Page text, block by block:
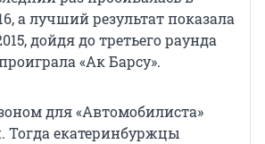
а лучший результат показала
дойдя до третьего раунда
«Ак Барсу».
для «Автомобилиста»
Тогда екатеринбуржцы